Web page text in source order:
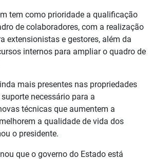
tem como prioridade a qualificação
de colaboradores, com a realização
extensionistas e gestores, além da
internos para ampliar o quadro de
mais presentes nas propriedades
necessário para a
técnicas que aumentem a
a qualidade de vida dos
o presidente.
que o governo do Estado está